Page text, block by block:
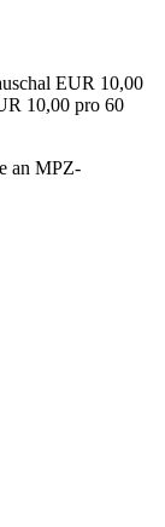
EUR 10,00
10,00 pro 60
an MPZ-